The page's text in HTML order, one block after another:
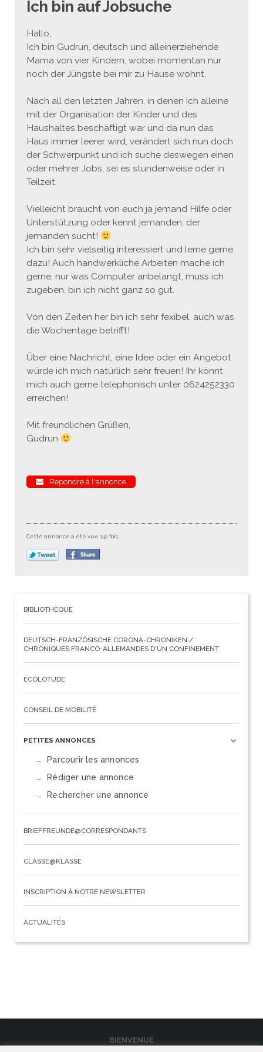
Perfectionnement
Cours thématiques
Atelier de chant
Formation professionnelle
Cours particuliers
Stages intensifs
Centre d’examens
Inscriptions et tarifs
Tandem linguistique
Matériel pédagogique
Formation des enseignants
Infos pour les parents
Section Internationale Allemand
AbiBac
Onleihe – Prêt en ligne
Conseil de mobilité
Coaching individuel
Point info
Volontariat écologique
Opportunités
Petites annonces
Parcourir les annonces
Rédiger une annonce
Brieffreunde@correspondants
Classe@Klasse
Inscription pour les classes françaises
Anmeldung für deutsche Klassen
Inscription à notre newsletter
Actualités
Equipe de Montpellier
Equipe de Heidelberg
Jumelage Heidelberg / Montpellier
50 ans en 2016
Maison de Montpellier
Plan d’accès
Coopérations culturelles et pédagogiques
Réseaux franco-allemands en LR
Réseau d’affaires
Liens utiles
Les Mystères de Heidelberg
99Ballons
Ich bin auf Jobsuche
Hallo,
Ich bin Gudrun, deutsch und alleinerziehende
Mama von vier Kindern, wobei momentan nur
noch der Jüngste bei mir zu Hause wohnt.
Nach all den letzten Jahren, in denen ich alleine
mit der Organisation der Kinder und des
Haushaltes beschäftigt war und da nun das
Haus immer leerer wird, verändert sich nun doch
der Schwerpunkt und ich suche deswegen einen
oder mehrer Jobs, sei es stundenweise oder in
Teilzeit.
Vielleicht braucht von euch ja jemand Hilfe oder
Unterstützung oder kennt jemanden, der
jemanden sucht!
Ich bin sehr vielseitig interessiert und lerne gerne
dazu! Auch handwerkliche Arbeiten mache ich
gerne, nur was Computer anbelangt, muss ich
zugeben, bin ich nicht ganz so gut.
Von den Zeiten her bin ich sehr fexibel, auch was
die Wochentage betrifft!
Über eine Nachricht, eine Idee oder ein Angebot
würde ich mich natürlich sehr freuen! Ihr könnt
mich auch gerne telephonisch unter 0624252330
erreichen!
Mit freundlichen Grüßen,
Gudrun
Repondre à l'annonce
Cette annonce a été vue 142 fois.
BIBLIOTHÈQUE
DEUTSCH-FRANZÖSISCHE CORONA-CHRONIKEN /
CHRONIQUES FRANCO-ALLEMANDES D'UN CONFINEMENT
ÉCOLOTUDE
CONSEIL DE MOBILITÉ
PETITES ANNONCES
Parcourir les annonces
Rédiger une annonce
Rechercher une annonce
BRIEFFREUNDE@CORRESPONDANTS
CLASSE@KLASSE
INSCRIPTION À NOTRE NEWSLETTER
ACTUALITÉS
BIENVENUE